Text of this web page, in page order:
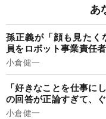
あ
孫正義が「顔も見たく
員をロボット事業責任
小倉健一
「好きなことを仕事に
の回答が正論すぎて、
小倉健一